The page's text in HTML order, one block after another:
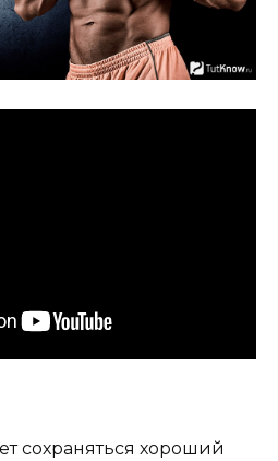
сохраняться хороший